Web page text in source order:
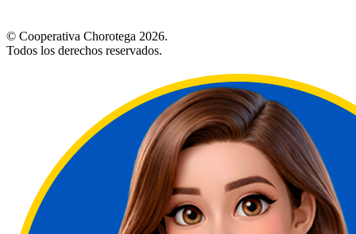
© Cooperativa Chorotega 2026.
Todos los derechos reservados.